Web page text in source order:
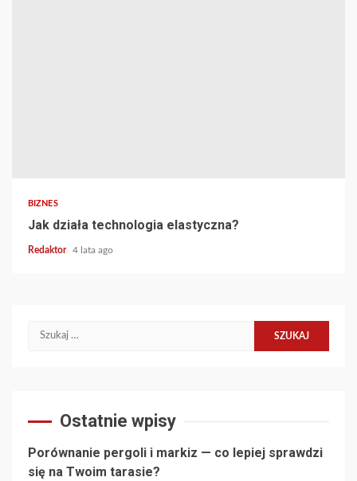
BIZNES
Jak działa technologia elastyczna?
Redaktor 4 lata ago
Szukaj:
Ostatnie wpisy
Porównanie pergoli i markiz — co lepiej sprawdzi
się na Twoim tarasie?